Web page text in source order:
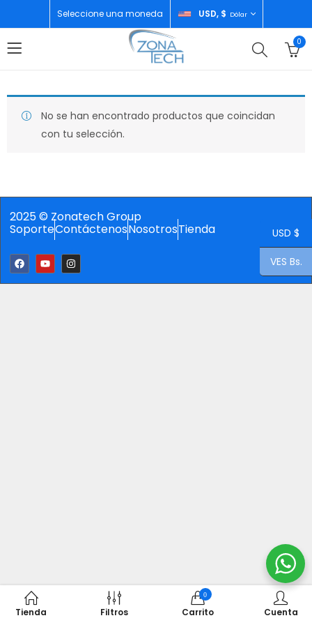
Seleccione una moneda USD, $ Dólar
0
No se han encontrado productos que coincidan
con tu selección.
2025 © Zonatech Group
SoporteContáctenosNosotrosTienda
Tienda Filtros
0
Carrito Cuenta
USD $
VES Bs.